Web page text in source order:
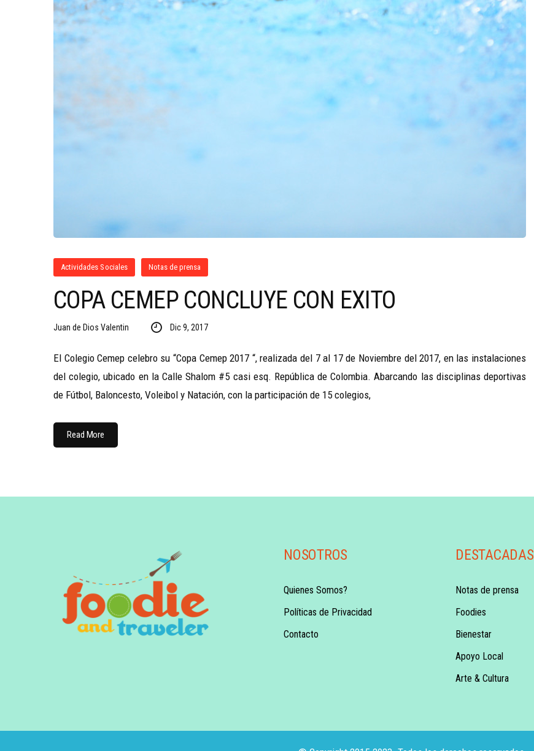
Actividades Sociales Notas de prensa
COPA CEMEP CONCLUYE CON EXITO
Juan de Dios Valentin Dic 9, 2017
El Colegio Cemep celebro su “Copa Cemep 2017 “, realizada del 7 al 17 de Noviembre del 2017, en las instalaciones
del colegio, ubicado en la Calle Shalom #5 casi esq. República de Colombia. ‎Abarcando las disciplinas deportivas
de Fútbol, Baloncesto, Voleibol y Natación, con la participación de 15 colegios,
Read More
NOSOTROS
Quienes Somos?
Políticas de Privacidad
Contacto
DESTACADAS
Notas de prensa
Foodies
Bienestar
Apoyo Local
Arte & Cultura